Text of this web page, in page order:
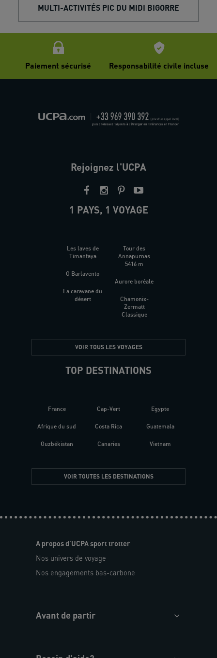
MULTI-ACTIVITÉS PIC DU MIDI BIGORRE
Paiement sécurisé Responsabilité civile incluse
Rejoignez l'UCPA
1 PAYS, 1 VOYAGE
Les laves de
Timanfaya
O Barlavento
La caravane du
désert
Tour des
Annapurnas
5416 m
Aurore boréale
Chamonix-
Zermatt
Classique
VOIR TOUS LES VOYAGES
TOP DESTINATIONS
France
Afrique du sud
Ouzbékistan
Cap-Vert
Costa Rica
Canaries
Egypte
Guatemala
Vietnam
VOIR TOUTES LES DESTINATIONS
A propos d'UCPA sport trotter
Nos univers de voyage
Nos engagements bas-carbone
Avant de partir